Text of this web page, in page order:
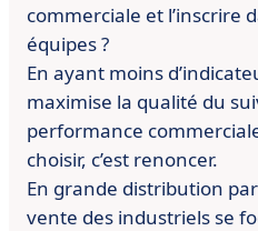
commerciale et l’inscrire
équipes ?
En ayant moins
maximise la qualité du
performance
choisir, c’est renoncer.
En grande distribution
vente des industriels se